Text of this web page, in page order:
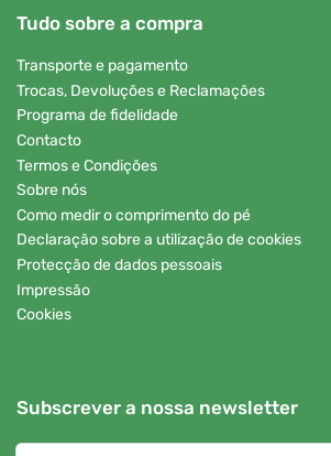
Tudo sobre a compra
Transporte e pagamento
Trocas, Devoluções e Reclamações
Programa de fidelidade
Contacto
Termos e Condições
Sobre nós
Como medir o comprimento do pé
Declaração sobre a utilização de cookies
Protecção de dados pessoais
Impressão
Cookies
Subscrever a nossa newsletter